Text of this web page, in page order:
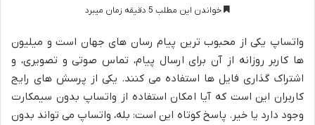
خواندن این مطلب 5 دقیقه زمان میبرد
واتساپ یکی از محبوب ترین پیام رسان های جهان است و میلیون
ها کاربر روزانه از آن برای ارسال پیام، تماس صوتی و تصویری، و
اشتراک گذاری فایل ها استفاده می کنند. یکی از پرسش های رایج
کاربران این است که آیا امکان استفاده از واتساپ بدون سیمکارت
وجود دارد یا خیر. پاسخ کوتاه این است: بله، واتساپ می تواند بدون